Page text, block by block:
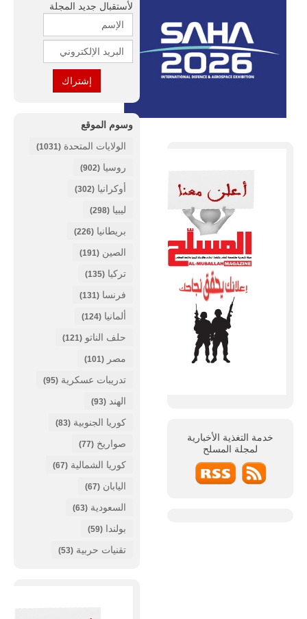
خدمة التغذية الأخبارية
لمجلة المسلح
لأستقبال جديد المجلة
وسوم الموقع
الولايات المتحدة (1031)
روسيا (902)
أوكرانيا (302)
ليبيا (298)
بريطانيا (226)
الصين (191)
تركيا (135)
فرنسا (131)
ألمانيا (124)
حلف الناتو (121)
مصر (101)
تدريبات عسكرية (95)
الهند (93)
كوريا الجنوبية (83)
صواريخ (77)
كوريا الشمالية (67)
اليابان (67)
السعودية (63)
بولندا (59)
تقنيات حربية (53)